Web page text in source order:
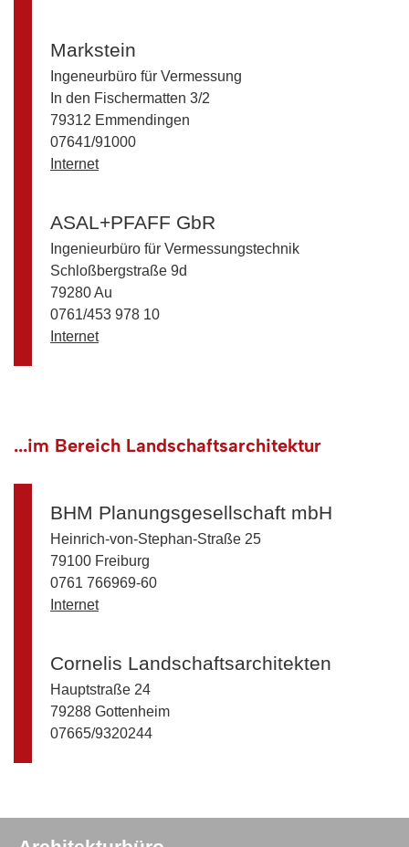
Markstein
Ingeneurbüro für Vermessung
In den Fischermatten 3/2
79312 Emmendingen
07641/91000
Internet
ASAL+PFAFF GbR
Ingenieurbüro für Vermessungstechnik
Schloßbergstraße 9d
79280 Au
0761/453 978 10
Internet
...im Bereich Landschaftsarchitektur
BHM Planungsgesellschaft mbH
Heinrich-von-Stephan-Straße 25
79100 Freiburg
0761 766969-60
Internet
Cornelis Landschaftsarchitekten
Hauptstraße 24
79288 Gottenheim
07665/9320244